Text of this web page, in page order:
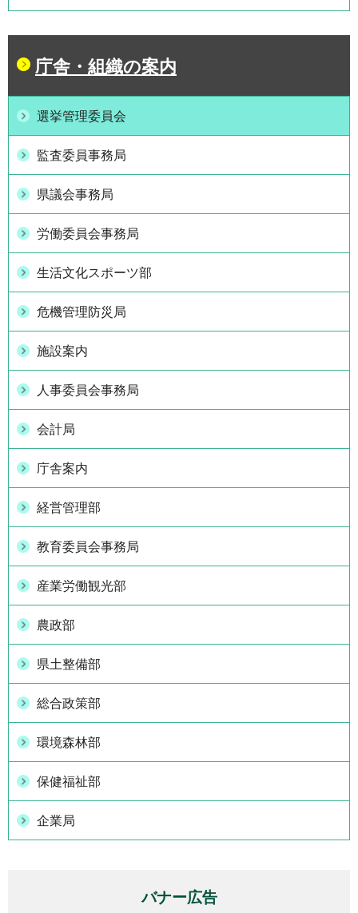
庁舎・組織の案内
選挙管理委員会
監査委員事務局
県議会事務局
労働委員会事務局
生活文化スポーツ部
危機管理防災局
施設案内
人事委員会事務局
会計局
庁舎案内
経営管理部
教育委員会事務局
産業労働観光部
農政部
県土整備部
総合政策部
環境森林部
保健福祉部
企業局
バナー広告